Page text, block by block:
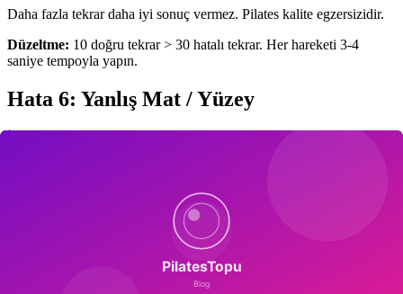
Daha fazla tekrar daha iyi sonuç vermez. Pilates kalite egzersizidir.
Düzeltme: 10 doğru tekrar > 30 hatalı tekrar. Her hareketi 3-4
saniye tempoyla yapın.
Hata 6: Yanlış Mat / Yüzey
Hata 7: Isınmadan Başlamak
Direkt klasik Pilates serisine girmek kas iğciklerini hazırlamadan ani